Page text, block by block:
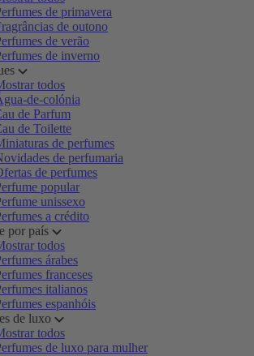
de primavera
de outono
de verão
de inverno
todos
de-colónia
de Parfum
de Toilette
de perfumes
de perfumaria
de perfumes
popular
unissexo
a crédito
por país
todos
árabes
franceses
italianos
espanhóis
de luxo
todos
de luxo para mulher